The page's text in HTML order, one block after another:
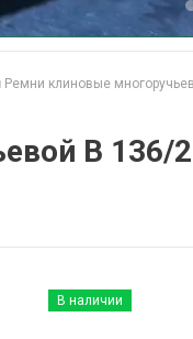
Ремни клиновые
B 136/2
В наличии